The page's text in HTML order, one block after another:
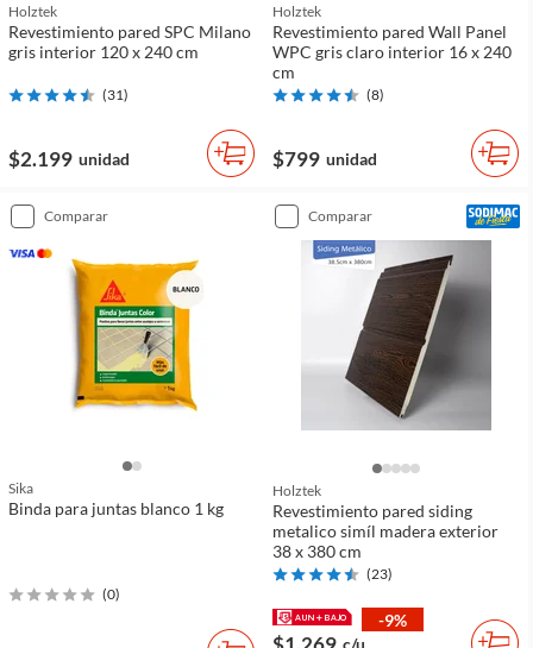
Holztek
Revestimiento pared SPC Milano
gris interior 120 x 240 cm
(31)
$2.199 unidad
Holztek
Revestimiento pared Wall Panel
WPC gris claro interior 16 x 240
cm
(8)
$799 unidad
comparar
Sika
Binda para juntas blanco 1 kg
(0)
comparar
Holztek
Revestimiento pared siding
metalico simíl madera exterior
38 x 380 cm
(23)
-9%